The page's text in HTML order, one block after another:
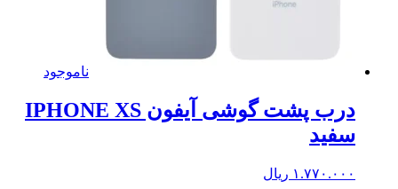
ناموجود
درب پشت گوشی آیفون IPHONE XS
سفید
۱.۷۷۰.۰۰۰ ریال